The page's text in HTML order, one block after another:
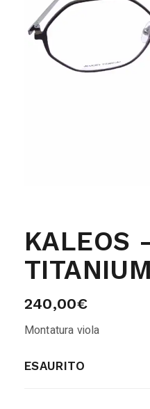
KALEOS
240,00€
Montatura viola
ESAURITO